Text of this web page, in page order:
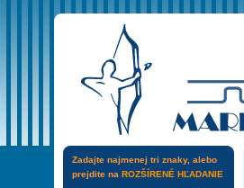
Zadajte najmenej tri znaky, alebo
prejdite na ROZŠÍRENÉ HĽADANIE